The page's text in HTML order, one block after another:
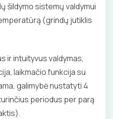
šildymo sistemų valdymui
(grindų jutiklis
ir intuityvus valdymas,
laikmačio funkcija su
galimybė nustatyti 4
periodus per parą